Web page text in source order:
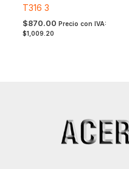
T316 3
$870.00 Precio con IVA:
$1,009.20